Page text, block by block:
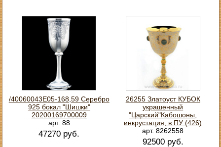
/40060043Е05-168,59 Серебро
925 бокал "Шишки"
20200169700009
арт. 88
47270 руб.
26255 Златоуст КУБОК
украшенный
"Царский"Кабошоны,
инкрустация, в ПУ (426)
арт. 8262558
92500 руб.